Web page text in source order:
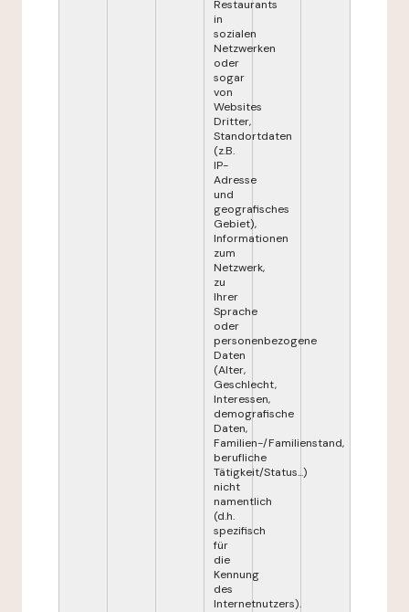
Restaurants
in
sozialen
Netzwerken
oder
sogar
von
Websites
Dritter,
Standortdaten
(z.B.
IP-
Adresse
und
geografisches
Gebiet),
Informationen
zum
Netzwerk,
zu
Ihrer
Sprache
oder
personenbezogene
Daten
(Alter,
Geschlecht,
Interessen,
demografische
Daten,
Familien-/Familienstand,
berufliche
Tätigkeit/Status...)
nicht
namentlich
(d.h.
spezifisch
für
die
Kennung
des
Internetnutzers).